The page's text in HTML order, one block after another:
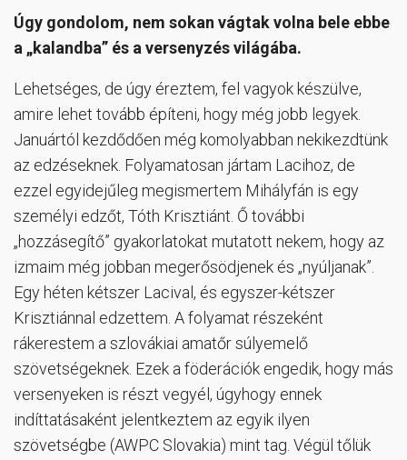
Úgy gondolom, nem sokan vágtak volna bele ebbe
a „kalandba” és a versenyzés világába.
Lehetséges, de úgy éreztem, fel vagyok készülve,
amire lehet tovább építeni, hogy még jobb legyek.
Januártól kezdődően még komolyabban nekikezdtünk
az edzéseknek. Folyamatosan jártam Lacihoz, de
ezzel egyidejűleg megismertem Mihályfán is egy
személyi edzőt, Tóth Krisztiánt. Ő további
„hozzásegítő” gyakorlatokat mutatott nekem, hogy az
izmaim még jobban megerősödjenek és „nyúljanak”.
Egy héten kétszer Lacival, és egyszer-kétszer
Krisztiánnal edzettem. A folyamat részeként
rákerestem a szlovákiai amatőr súlyemelő
szövetségeknek. Ezek a föderációk engedik, hogy más
versenyeken is részt vegyél, úgyhogy ennek
indíttatásaként jelentkeztem az egyik ilyen
szövetségbe (AWPC Slovakia) mint tag. Végül tőlük